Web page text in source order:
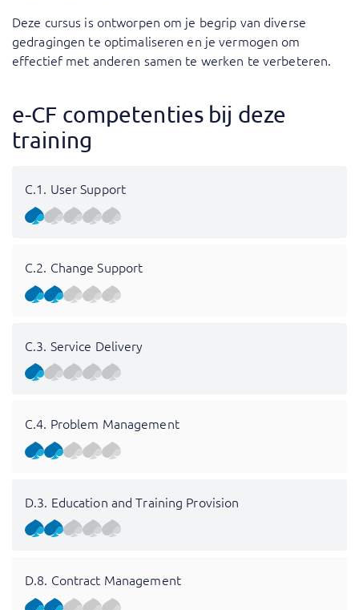
Deze cursus is ontworpen om je begrip van diverse
gedragingen te optimaliseren en je vermogen om
effectief met anderen samen te werken te verbeteren.
e-CF competenties bij deze
training
C.1. User Support
C.2. Change Support
C.3. Service Delivery
C.4. Problem Management
D.3. Education and Training Provision
D.8. Contract Management